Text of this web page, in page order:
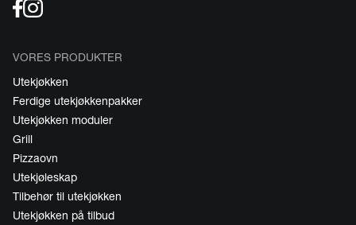
VORES PRODUKTER
Utekjøkken
Ferdige utekjøkkenpakker
Utekjøkken moduler
Grill
Pizzaovn
Utekjøleskap
Tilbehør til utekjøkken
Utekjøkken på tilbud